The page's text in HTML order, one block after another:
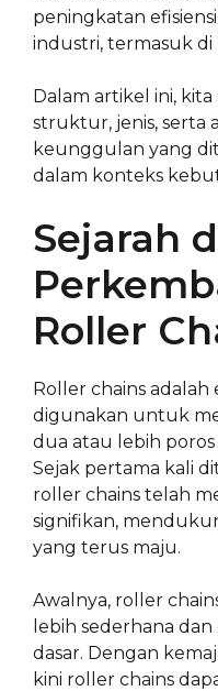
peningkatan
industri, termasuk di
Dalam artikel ini, kita
struktur, jenis, serta
keunggulan yang
dalam konteks
Sejarah
Roller
Roller chains adalah
digunakan untuk
dua atau lebih poros
Sejak pertama kali
roller chains telah
signifikan,
yang terus maju.
Awalnya, roller
lebih sederhana
dasar. Dengan
kini roller chains